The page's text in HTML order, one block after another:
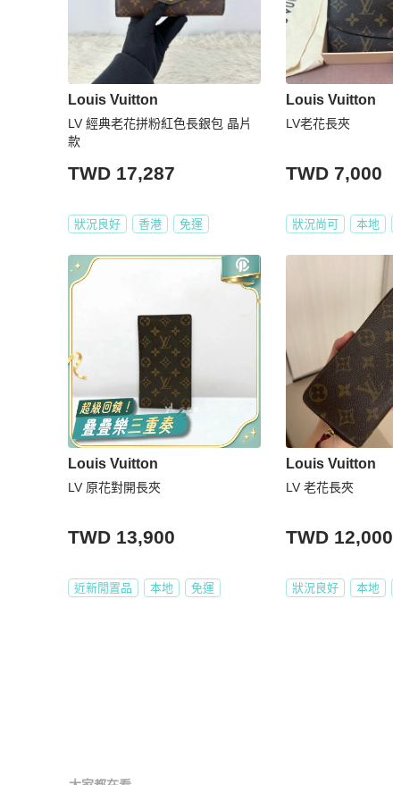
Louis Vuitton
LV 經典老花拼粉紅色長銀包 晶片
款
TWD 17,287
狀況良好 香港 免運
Louis Vuitton
LV老花長夾
TWD 7,000
狀況尚可 本地
Louis Vuitton
LV 原花對開長夾
TWD 13,900
近新閒置品 本地 免運
Louis Vuitton
LV 老花長夾
TWD 12,000
狀況良好 本地